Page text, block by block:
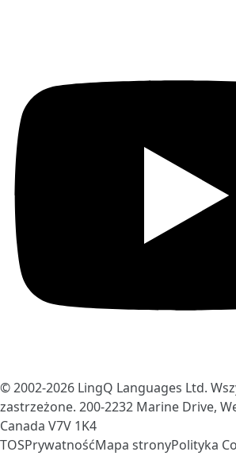
© 2002-2026 LingQ Languages Ltd.
zastrzeżone. 200-2232 Marine Drive,
Canada V7V 1K4
TOSPrywatnośćMapa stronyPolityka